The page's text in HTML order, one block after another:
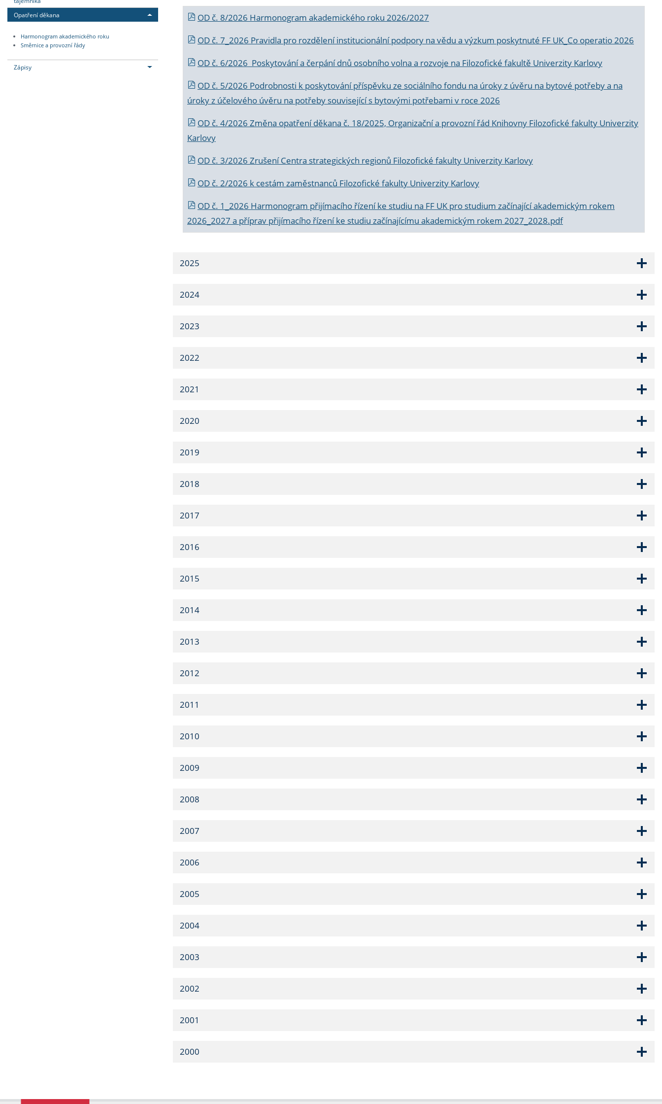
Opatření děkana
Harmonogram akademického roku
Směrnice a provozní řády
Zápisy
OD č. 8/2026 Harmonogram akademického roku 2026/2027
OD č. 7_2026 Pravidla pro rozdělení institucionální podpory na vědu a výzkum poskytnuté FF UK_Co operatio 2026
OD č. 6/2026 Poskytování a čerpání dnů osobního volna a rozvoje na Filozofické fakultě Univerzity Karlovy
OD č. 5/2026 Podrobnosti k poskytování příspěvku ze sociálního fondu na úroky z úvěru na bytové potřeby a na
úroky z účelového úvěru na potřeby související s bytovými potřebami v roce 2026
OD č. 4/2026 Změna opatření děkana č. 18/2025, Organizační a provozní řád Knihovny Filozofické fakulty Univerzity
Karlovy
OD č. 3/2026 Zrušení Centra strategických regionů Filozofické fakulty Univerzity Karlovy
OD č. 2/2026 k cestám zaměstnanců Filozofické fakulty Univerzity Karlovy
OD č. 1_2026 Harmonogram přijímacího řízení ke studiu na FF UK pro studium začínající akademickým rokem
2026_2027 a příprav přijímacího řízení ke studiu začínajícímu akademickým rokem 2027_2028.pdf
2025
2024
2023
2022
2021
2020
2019
2018
2017
2016
2015
2014
2013
2012
2011
2010
2009
2008
2007
2006
2005
2004
2003
2002
2001
2000